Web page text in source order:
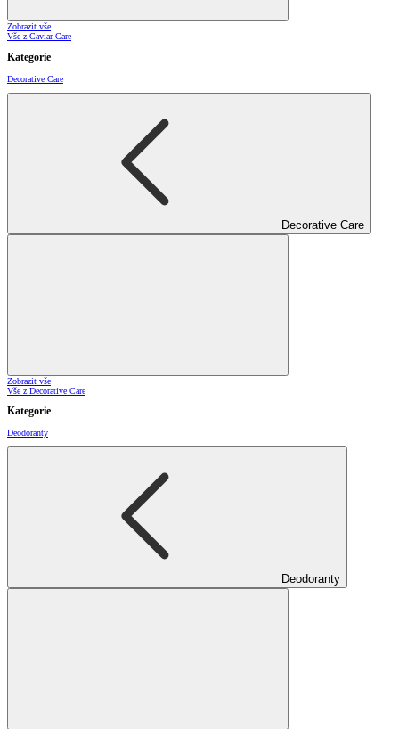
Zobrazit vše
Vše z Caviar Care
Kategorie
Decorative Care
Decorative Care
Zobrazit vše
Vše z Decorative Care
Kategorie
Deodoranty
Deodoranty